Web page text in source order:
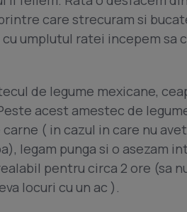
care strecuram si
umplutul ratei incepem sa
de legume mexicane,
acest amestec de
( in cazul in care nu
legam punga si o asezam
pentru circa 2 ore (sa
locuri cu un ac ).